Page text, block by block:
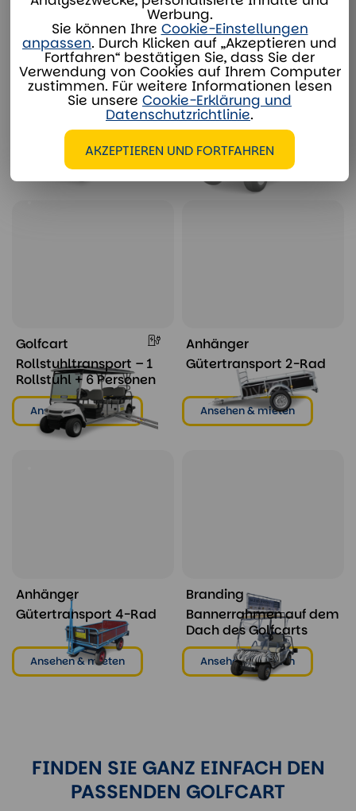
Golfcart
Personentransport
Straßenzulassung
Ansehen & mieten
Golfcart
Ambulanzfahrzeug
Ansehen & mieten
Golfcart
Rollstuhltransport – 1
Rollstuhl + 6 Personen
Ansehen & mieten
Anhänger
Gütertransport 2-Rad
Ansehen & mieten
Anhänger
Gütertransport 4-Rad
Ansehen & mieten
Branding
Bannerrahmen auf dem
Dach des Golfcarts
Ansehen & mieten
FINDEN SIE GANZ EINFACH DEN
PASSENDEN GOLFCART
Werbung.
Sie können Ihre Cookie-Einstellungen
anpassen. Durch Klicken auf „Akzeptieren und
Fortfahren“ bestätigen Sie, dass Sie der
Verwendung von Cookies auf Ihrem Computer
zustimmen. Für weitere Informationen lesen
Sie unsere Cookie-Erklärung und
Datenschutzrichtlinie.
AKZEPTIEREN UND FORTFAHREN